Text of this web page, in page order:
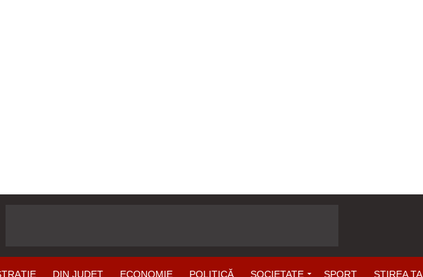
DIN JUDEȚ ECONOMIE POLITICĂ SOCIETATE SPORT ŞTIREA TA